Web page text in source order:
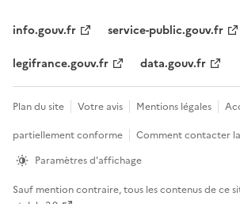
info.gouv.fr
service-public.gouv.fr
legifrance.gouv.fr
data.gouv.fr
Plan du site Votre avis Mentions légales
partiellement conforme
Comment contacter
Paramètres d'affichage
Sauf mention contraire, tous les contenus de ce